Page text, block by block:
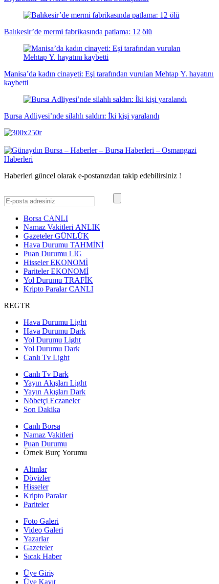
Balıkesir’de mermi fabrikasında patlama: 12 ölü
Manisa’da kadın cinayeti: Eşi tarafından vurulan Mehtap Y. hayatını
kaybetti
Bursa Adliyesi’nde silahlı saldırı: İki kişi yaralandı
Haberleri güncel olarak e-postanızdan takip edebilirsiniz !
Borsa CANLI
Namaz Vakitleri ANLIK
GazetelerGÜNLÜK
Hava Durumu TAHMİNİ
Puan Durumu LİG
HisselerEKONOMİ
ParitelerEKONOMİ
Yol Durumu TRAFİK
Kripto ParalarCANLI
REGTR
Hava Durumu Light
Hava Durumu Dark
Yol Durumu Light
Yol Durumu Dark
Canlı Tv Light
Canlı Tv Dark
Yayın Akışları Light
Yayın Akışları Dark
Nöbetçi Eczaneler
Son Dakika
Canlı Borsa
Namaz Vakitleri
Puan Durumu
Örnek Burç Yorumu
Altınlar
Dövizler
Hisseler
Kripto Paralar
Pariteler
Foto Galeri
Video Galeri
Yazarlar
Gazeteler
Sıcak Haber
Üye Giriş
Üye Kayıt